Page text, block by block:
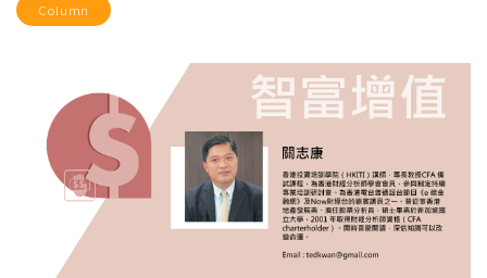
Column